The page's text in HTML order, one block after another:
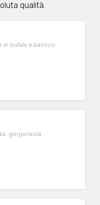
qualità.
di bufala e basilico
gorgonzola